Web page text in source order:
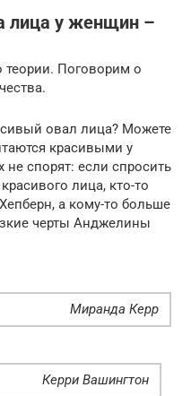
лица у женщин –
Поговорим о
овал лица? Можете
красивыми у
не спорят: если спросить
лица, кто-то
а кому-то больше
черты Анджелины
Миранда Керр
Керри Вашингтон